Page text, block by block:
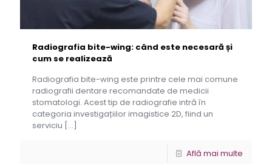
Radiografia bite-wing: când este necesară și
cum se realizează
Radiografia bite-wing este printre cele mai comune
radiografii dentare recomandate de medicii
stomatologi. Acest tip de radiografie intră în
categoria investigațiilor imagistice 2D, fiind un
serviciu […]
Află mai multe